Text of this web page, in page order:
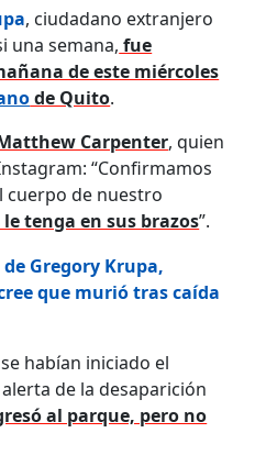
, ciudadano extranjero
una semana, fue
de este miércoles
de Quito.
Carpenter, quien
“Confirmamos
cuerpo de nuestro
le tenga en sus brazos”.
Gregory Krupa,
que murió tras caída
habían iniciado el
de la desaparición
al parque, pero no